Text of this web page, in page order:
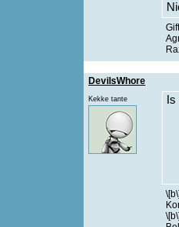
DevilsWhore
Kekke tante